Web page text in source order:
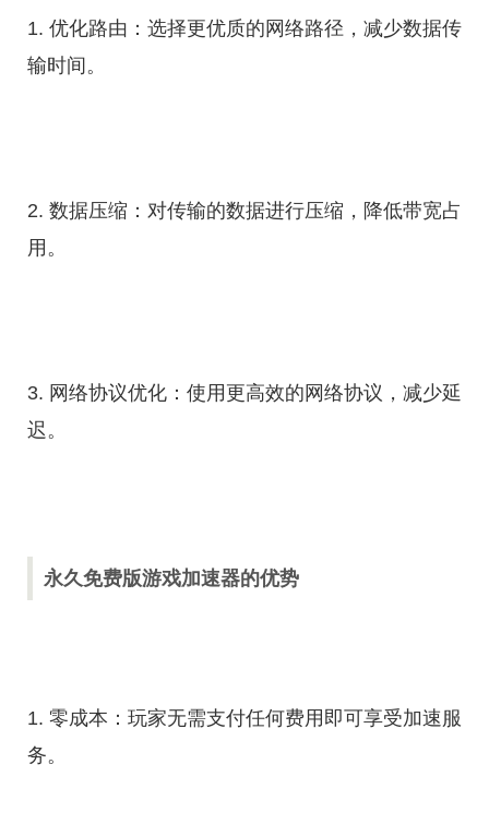
1. 优化路由：选择更优质的网络路径，减少数据传
输时间。
2. 数据压缩：对传输的数据进行压缩，降低带宽占
用。
3. 网络协议优化：使用更高效的网络协议，减少延
迟。
永久免费版游戏加速器的优势
1. 零成本：玩家无需支付任何费用即可享受加速服
务。